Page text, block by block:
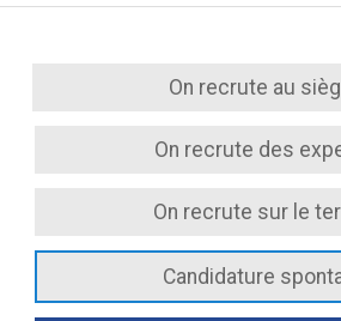
On recrute au
On recrute des
On recrute sur le
Candidature